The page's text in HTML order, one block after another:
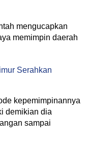
mengucapkan
memimpin daerah
Serahkan
kepemimpinannya
demikian dia
sampai